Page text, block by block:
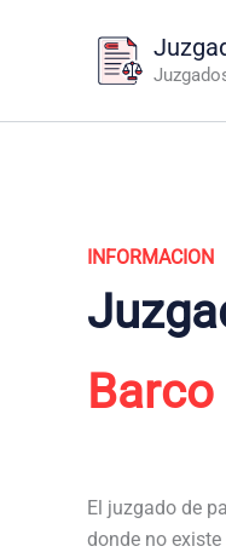
INFORMACION
Barco
El juzgado de
donde no